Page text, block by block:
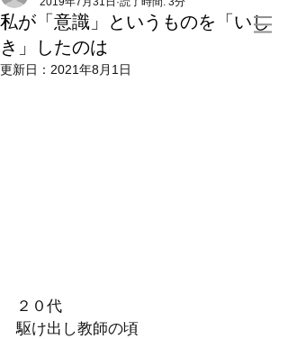
私が「意識」というものを「いし
き」したのは
更新日： 2021年8月1日
２０代
駆け出し教師の頃